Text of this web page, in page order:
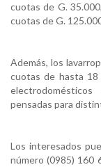
cuotas de G.
cuotas de G.
Además, los
cuotas de hasta 18
pensadas para
Los interesados
número (0985) 160